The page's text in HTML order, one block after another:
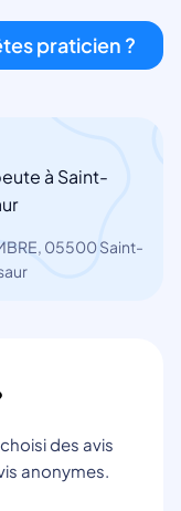
praticien ?
à Saint-
05500 Saint-
des avis
anonymes.